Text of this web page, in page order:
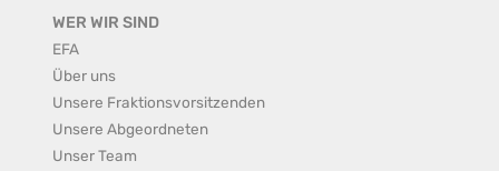
WER WIR SIND
EFA
Über uns
Unsere Fraktionsvorsitzenden
Unsere Abgeordneten
Unser Team